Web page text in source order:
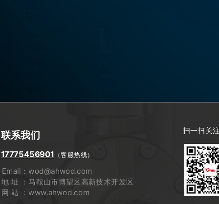
扫一扫关
联系我们
17775456901 （客服热线）
Email：wod@ahwod.com
地 址 ：马鞍山市博望区高新技术开发区
网 站 ：www.ahwod.com